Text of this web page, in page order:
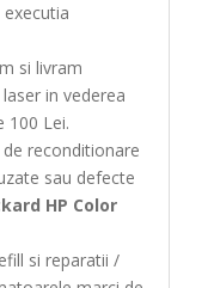
si livram
in vederea
100 Lei.
reconditionare
sau defecte
HP Color
si reparatii /